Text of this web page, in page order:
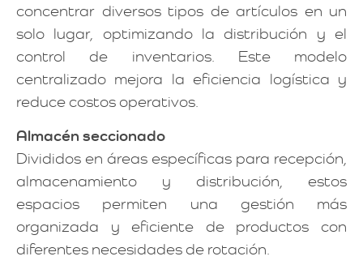
concentrar diversos tipos de artículos en un
solo lugar, optimizando la distribución y el
control de inventarios. Este modelo
centralizado mejora la eficiencia logística y
reduce costos operativos.
Almacén seccionado
Divididos en áreas específicas para recepción,
almacenamiento y distribución, estos
espacios permiten una gestión más
organizada y eficiente de productos con
diferentes necesidades de rotación.